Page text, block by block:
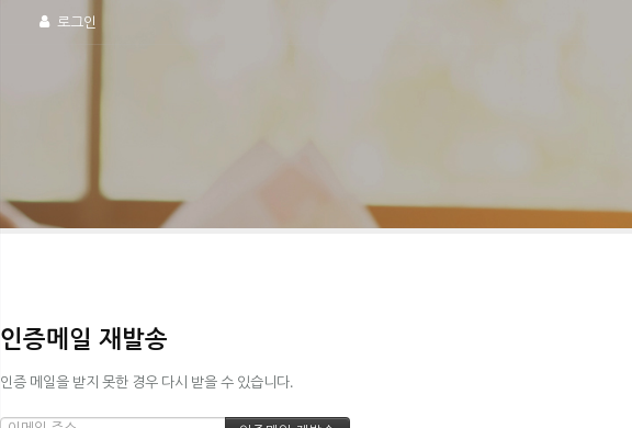
로그인
인증메일 재발송
인증 메일을 받지 못한 경우 다시 받을 수 있습니다.